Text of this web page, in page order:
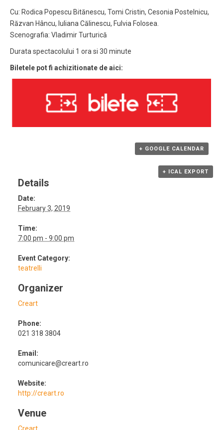
Cu: Rodica Popescu Bitănescu, Tomi Cristin, Cesonia Postelnicu,
Răzvan Hâncu, Iuliana Călinescu, Fulvia Folosea.
Scenografia: Vladimir Turturică
Durata spectacolului 1 ora si 30 minute
Biletele pot fi achizitionate de aici:
+ GOOGLE CALENDAR
+ ICAL EXPORT
Details
Date:
February 3, 2019
Time:
7:00 pm - 9:00 pm
Event Category:
teatrelli
Organizer
Creart
Phone:
021 318 3804
Email:
comunicare@creart.ro
Website:
http://creart.ro
Venue
Creart